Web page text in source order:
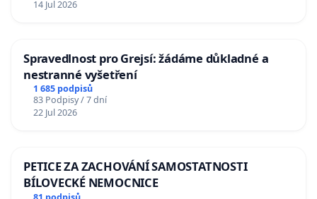
14 Jul 2026
Spravedlnost pro Grejsí: žádáme důkladné a
nestranné vyšetření
1 685 podpisů
83 Podpisy / 7 dní
22 Jul 2026
PETICE ZA ZACHOVÁNÍ SAMOSTATNOSTI
BÍLOVECKÉ NEMOCNICE